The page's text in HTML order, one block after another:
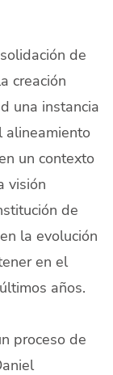
de
creación
una instancia
alineamiento
un contexto
visión
de
la evolución
en el
años.
proceso de